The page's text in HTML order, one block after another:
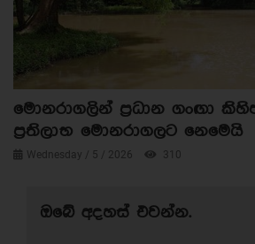
මොනරාගලින් ප්‍රධාන ගංඟා
ප්‍රතිලාභ මොනරාගලට නෙමෙයි
Wednesday / 5 / 2026 310
ඔබේ අදහස් එවන්න.